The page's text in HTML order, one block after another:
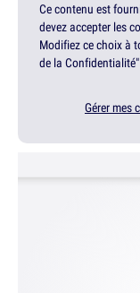
Ce contenu est
devez accepter les
Modifiez ce choix à
de la
Gérer mes